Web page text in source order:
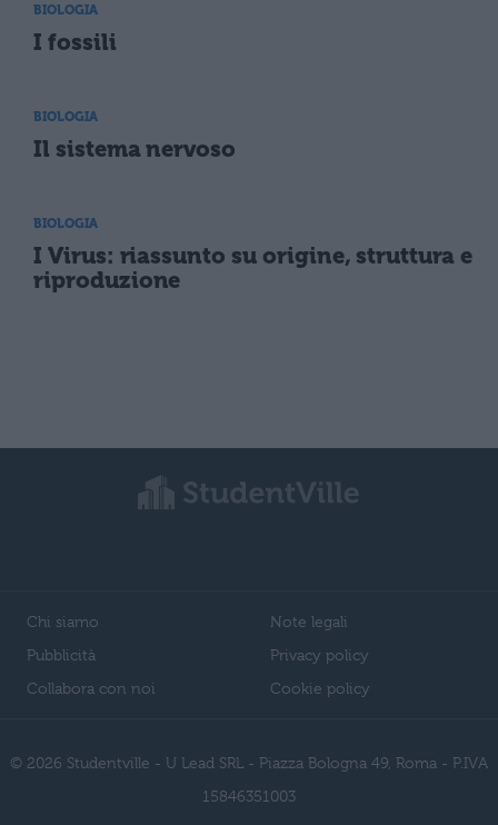
BIOLOGIA
I fossili
BIOLOGIA
Il sistema nervoso
BIOLOGIA
I Virus: riassunto su origine, struttura e
riproduzione
Chi siamo
Pubblicità
Collabora con noi
Note legali
Privacy policy
Cookie policy
© 2026 Studentville - U Lead SRL - Piazza Bologna 49, Roma - P.IVA
15846351003